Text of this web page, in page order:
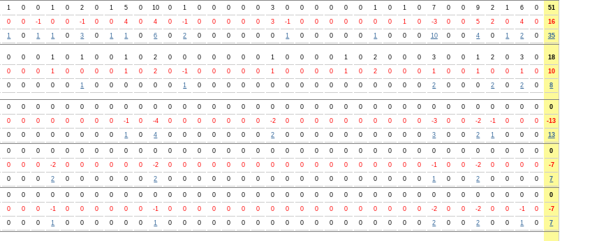
1
0
1
0
0
0
0
-1
1
1
0
1
0
0
0
2
-1
3
0
0
0
1
0
1
5
4
1
0
0
0
10
4
6
0
0
0
1
-1
2
0
0
0
0
0
0
0
0
0
0
0
0
0
0
0
3
3
0
0
-1
1
0
0
0
0
0
0
0
0
0
0
0
0
0
0
0
1
0
1
0
0
0
1
1
0
0
0
0
7
-3
10
0
0
0
0
0
0
9
5
4
2
2
0
1
0
1
6
4
2
0
0
0
51
16
35
0
0
0
0
0
0
0
0
0
1
1
0
0
0
0
1
0
1
0
0
0
0
0
0
1
1
0
0
0
0
2
2
0
0
0
0
0
-1
1
0
0
0
0
0
0
0
0
0
0
0
0
0
0
0
1
1
0
0
0
0
0
0
0
0
0
0
0
0
0
1
1
0
0
0
0
2
2
0
0
0
0
0
0
0
0
0
0
3
1
2
0
0
0
0
0
0
1
1
0
2
0
2
0
0
0
3
1
2
0
0
0
18
10
8
0
0
0
0
0
0
0
0
0
0
0
0
0
0
0
0
0
0
0
0
0
0
0
0
0
-1
1
0
0
0
0
-4
4
0
0
0
0
0
0
0
0
0
0
0
0
0
0
0
0
0
0
0
0
0
0
-2
2
0
0
0
0
0
0
0
0
0
0
0
0
0
0
0
0
0
0
0
0
0
0
0
0
0
0
0
0
0
0
0
-3
3
0
0
0
0
0
0
0
-2
2
0
-1
1
0
0
0
0
0
0
0
0
0
0
-13
13
0
0
0
0
0
0
0
0
0
0
-2
2
0
0
0
0
0
0
0
0
0
0
0
0
0
0
0
0
0
0
0
-2
2
0
0
0
0
0
0
0
0
0
0
0
0
0
0
0
0
0
0
0
0
0
0
0
0
0
0
0
0
0
0
0
0
0
0
0
0
0
0
0
0
0
0
0
0
0
0
0
0
0
0
0
0
0
0
0
-1
1
0
0
0
0
0
0
0
-2
2
0
0
0
0
0
0
0
0
0
0
0
0
0
-7
7
0
0
0
0
0
0
0
0
0
0
-1
1
0
0
0
0
0
0
0
0
0
0
0
0
0
0
0
0
0
0
0
-1
1
0
0
0
0
0
0
0
0
0
0
0
0
0
0
0
0
0
0
0
0
0
0
0
0
0
0
0
0
0
0
0
0
0
0
0
0
0
0
0
0
0
0
0
0
0
0
0
0
0
0
0
0
0
0
0
-2
2
0
0
0
0
0
0
0
-2
2
0
0
0
0
0
0
0
-1
1
0
0
0
0
-7
7